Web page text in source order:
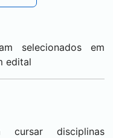
selecionados em
edital
cursar disciplinas